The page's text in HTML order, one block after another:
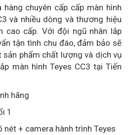
chuyên cấp cấp màn hình
và nhiều dòng và thương hiệu
cao cấp. Với đội ngũ nhân lắp
tận tình chu đáo, đảm bảo sẽ
phẩm chất lượng và dịch vụ
màn hình Teyes CC3 tại Tiến
hãng
1
nét + camera hành trình Teyes